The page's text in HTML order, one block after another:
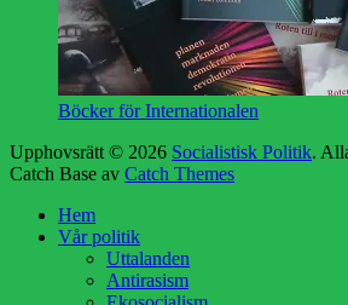
Böcker för Internationalen
Upphovsrätt © 2026 Socialistisk Politik.
Catch Base av Catch Themes
Hem
Vår politik
Uttalanden
Antirasism